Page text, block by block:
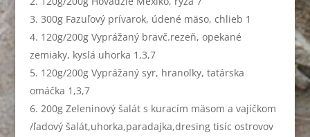
300g Fazuľový prívarok, údené mäso, chlieb 1
120g/200g Vyprážaný bravč.rezeň, opekané
zemiaky, kyslá uhorka 1,3,7
120g/200g Vyprážaný syr, hranolky, tatárska
omáčka 1,3,7
200g Zeleninový šalát s kuracím mäsom a vajíčkom
/ľadový šalát,uhorka,paradajka,dresing tisíc ostrovov